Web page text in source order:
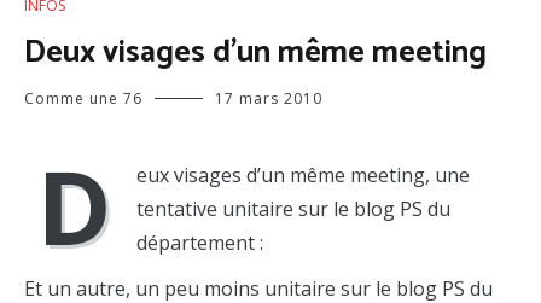
INFOS
Deux visages d’un même meeting
Comme une 76 17 mars 2010
D
eux visages d’un même meeting, une
tentative unitaire sur le blog PS du
département :
Et un autre, un peu moins unitaire sur le blog PS du